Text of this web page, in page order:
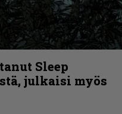
Sleep
julkaisi myös